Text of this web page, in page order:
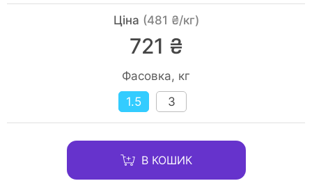
Ціна (481 ₴/кг)
721 ₴
Фасовка, кг
1.5
3
В КОШИК